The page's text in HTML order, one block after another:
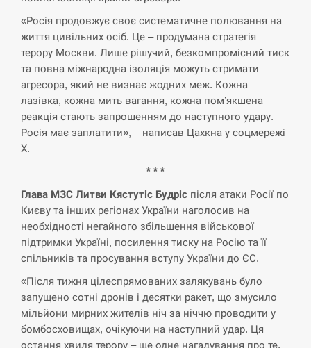
14:10
збільшення потоку води до…
СЕРПЕНЬ
В Москве пожаловались на “кратный рост” атак
дронов Украины
СЕРПЕНЬ
Біля українського літака в аеропорту Лейпцига
СЕРПЕНЬ
13:23
“Они должны быть уничтожены”: в МИДе
ответили, как отреагируют на…
13:10
Тайвань проводить найбільші військові
навчання на тлі загрози вторгнення з…
«Росія продовжує своє систематичне полювання на
життя цивільних осіб. Це – продумана стратегія
терору Москви. Лише рішучий, безкомпромісний тиск
та повна міжнародна ізоляція можуть стримати
агресора, який не визнає жодних меж. Кожна
лазівка, кожна мить вагання, кожна пом’якшена
реакція стають запрошенням до наступного удару.
Росія має заплатити», – написав Цахкна у соцмережі
Х.
* * *
Глава МЗС Литви Кястутіс Будріс після атаки Росії по
Києву та інших регіонах України наголосив на
необхідності негайного збільшення військової
підтримки Україні, посилення тиску на Росію та її
спільників та просування вступу України до ЄС.
«Після тижня цілеспрямованих залякувань було
запущено сотні дронів і десятки ракет, що змусило
мільйони мирних жителів ніч за ніччю проводити у
бомбосховищах, очікуючи на наступний удар. Ця
остання хвиля терору – ще одне нагадування про те,